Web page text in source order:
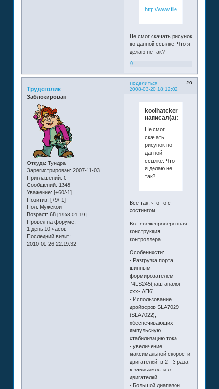
http://www.filenko.com/files/
Не смог скачать рисунок
по данной ссылке. Что я
делаю не так?
0
Поделиться
20
2008-03-20 18:12:02
Трудоголик
Заблокирован
Откуда: Тундра
Зарегистрирован: 2007-11-03
Приглашений: 0
Сообщений: 1348
Уважение: [+60/-1]
Позитив: [+9/-1]
Пол: Мужской
Возраст: 68 [1958-01-19]
Провел на форуме:
1 день 10 часов
Последний визит:
2010-01-26 22:19:32
koolhatcker
написал(а):
Не смог
скачать
рисунок по
данной
ссылке. Что
я делаю не
так?
Все так, что то с
хостингом.
Вот свежепроверенная
конструкция
контроллера.
Особенности:
- Разгрузка порта
шинным
формирователем
74LS245(наш аналог
ххх- АП6)
- Использование
драйверов SLA7029
(SLA7022),
обеспечивающих
импульсную
стабилизацию тока.
- увеличение
максимальной скорости
двигателей в 2 - 3 раза
в зависимости от
двигателей.
- Большой диапазон